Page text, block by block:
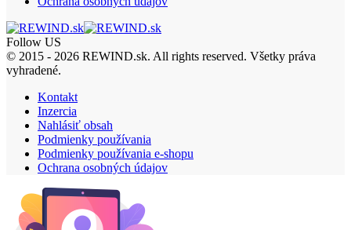
Follow US
© 2015 - 2026 REWIND.sk. All rights reserved. Všetky práva
vyhradené.
Kontakt
Inzercia
Nahlásiť obsah
Podmienky používania
Podmienky používania e-shopu
Ochrana osobných údajov